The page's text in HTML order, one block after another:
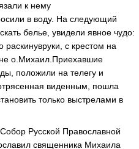
к нему
в воду. На следующий
белье, увидели явное чудо:
раскинувруки, с крестом на
о.Михаил.Приехавшие
положили на телегу и
виденным, пошла
только выстрелами в
Русской Православной
священника Михаила